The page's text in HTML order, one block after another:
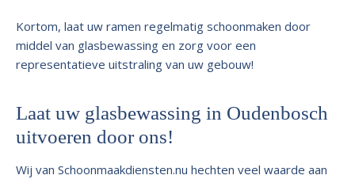
Kortom, laat uw ramen regelmatig schoonmaken door
middel van glasbewassing en zorg voor een
representatieve uitstraling van uw gebouw!
Laat uw glasbewassing in Oudenbosch
uitvoeren door ons!
Wij van Schoonmaakdiensten.nu hechten veel waarde aan